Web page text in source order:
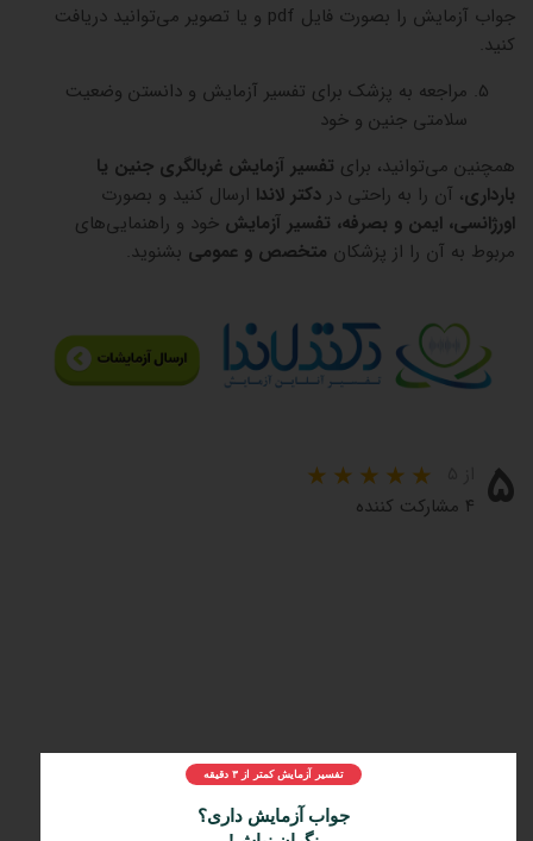
جواب آزمایش را بصورت فایل pdf و یا تصویر می‌توانید دریافت
کنید.
مراجعه به پزشک برای تفسیر آزمایش و دانستن وضعیت
سلامتی جنین و خود
همچنین می‌توانید، برای تفسیر آزمایش غربالگری جنین یا
بارداری، آن‌ را به راحتی در دکتر لاندا ارسال کنید و بصورت
اورژانسی، ایمن و بصرفه، تفسیر آزمایش خود و راهنمایی‌های
مربوط به آن را از پزشکان متخصص و عمومی بشنوید.
۵ ۴ مشارکت کننده
مراحل و چرایی دریافت تفسیر دکتر لاندا
ثبت درخواست
تفسیر آزمایش کمتر از ۳ دقیقه
جواب آزمایش داری؟